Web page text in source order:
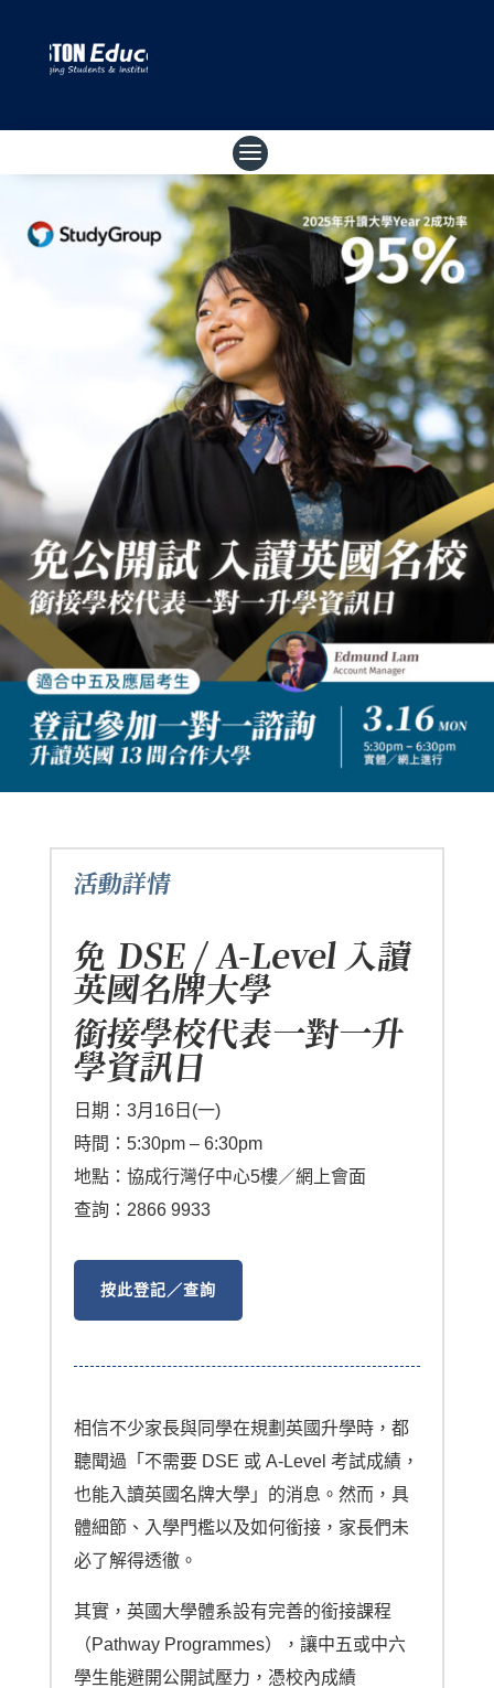
活動詳情
免 DSE / A-Level 入讀
英國名牌大學
銜接學校代表一對一升
學資訊日
日期：3月16日(一)
時間：5:30pm – 6:30pm
地點：協成行灣仔中心5樓／網上會面
查詢：2866 9933
按此登記／查詢
相信不少家長與同學在規劃英國升學時，都
聽聞過「不需要 DSE 或 A-Level 考試成績，
也能入讀英國名牌大學」的消息。然而，具
體細節、入學門檻以及如何銜接，家長們未
必了解得透徹。
其實，英國大學體系設有完善的銜接課程
（Pathway Programmes），讓中五或中六
學生能避開公開試壓力，憑校內成績